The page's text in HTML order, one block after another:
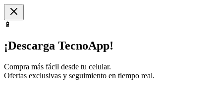
📱
¡Descarga TecnoApp!
Compra más fácil desde tu celular.
Ofertas exclusivas y seguimiento en tiempo real.